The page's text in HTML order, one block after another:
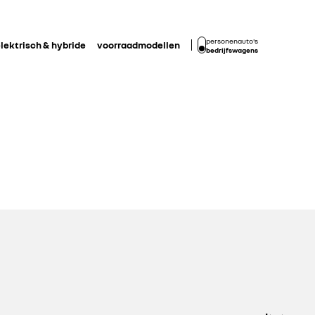
& hybride voorraadmodellen
personenauto's
bedrijfswagens